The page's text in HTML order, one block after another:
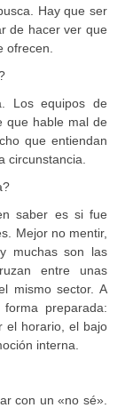
Hay que ser
de hacer ver que
ofrecen.
Los equipos de
que hable mal de
que entiendan
circunstancia.
saber es si fue
Mejor no mentir,
muchas son las
entre unas
mismo sector. A
preparada:
el horario, el bajo
interna.
con un «no sé».